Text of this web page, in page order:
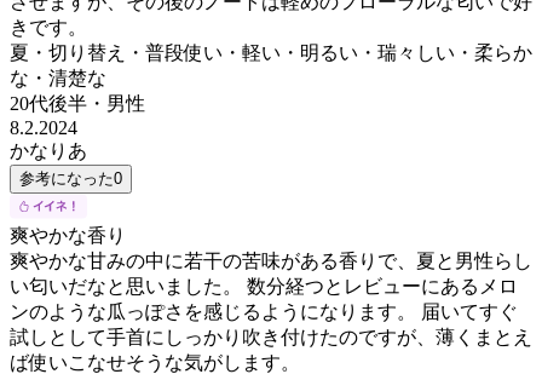
きです。
夏・切り替え・普段使い・軽い・明るい・瑞々しい・柔らか
な・清楚な
20代後半 ・ 男性
8.2.2024
かなりあ
参考になった0
爽やかな香り
爽やかな甘みの中に若干の苦味がある香りで、夏と男性らし
い匂いだなと思いました。 数分経つとレビューにあるメロ
ンのような瓜っぽさを感じるようになります。 届いてすぐ
試しとして手首にしっかり吹き付けたのですが、薄くまとえ
ば使いこなせそうな気がします。